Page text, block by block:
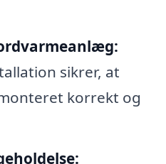
sikrer, at
korrekt og